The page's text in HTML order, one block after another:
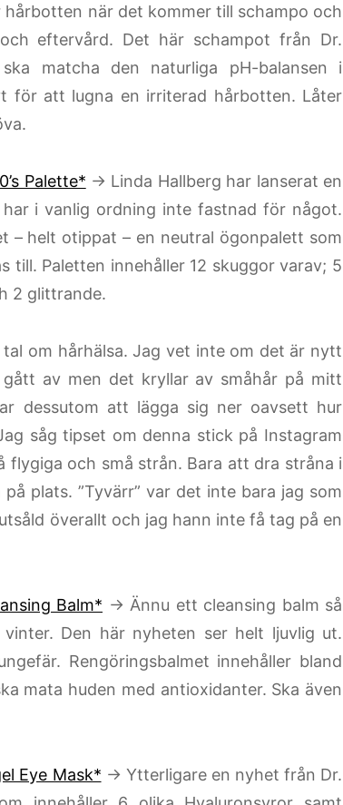
när det kommer till schampo och
eftervård. Det här schampot från Dr.
matcha den naturliga pH-balansen i
för att lugna en irriterad hårbotten. Låter
Palette* → Linda Hallberg har lanserat en
i vanlig ordning inte fastnad för något.
– helt otippat – en neutral ögonpalett som
till. Paletten innehåller 12 skuggor varav; 5
2 glittrande.
om hårhälsa. Jag vet inte om det är nytt
av men det kryllar av småhår på mitt
dessutom att lägga sig ner oavsett hur
såg tipset om denna stick på Instagram
och små strån. Bara att dra stråna i
plats. ”Tyvärr” var det inte bara jag som
överallt och jag hann inte få tag på en
Balm* → Ännu ett cleansing balm så
Den här nyheten ser helt ljuvlig ut.
Rengöringsbalmet innehåller bland
mata huden med antioxidanter. Ska även
Eye Mask* → Ytterligare en nyhet från Dr.